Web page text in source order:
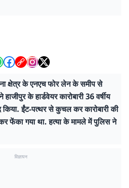
क्षेत्र के एनएच फोर लेन के समीप से
के हार्डवेयर कारोबारी 36 वर्षीय
ईंट-पत्थर से कुचल कर कारोबारी की
फेंका गया था. हत्या के मामले में पुलिस ने
विज्ञापन